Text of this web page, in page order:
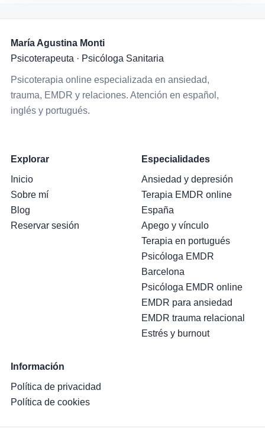
María Agustina Monti
Psicoterapeuta · Psicóloga Sanitaria
Psicoterapia online especializada en ansiedad,
trauma, EMDR y relaciones. Atención en español,
inglés y portugués.
Explorar
Inicio
Sobre mí
Blog
Reservar sesión
Especialidades
Ansiedad y depresión
Terapia EMDR online
España
Apego y vínculo
Terapia en portugués
Psicóloga EMDR
Barcelona
Psicóloga EMDR online
EMDR para ansiedad
EMDR trauma relacional
Estrés y burnout
Información
Política de privacidad
Política de cookies